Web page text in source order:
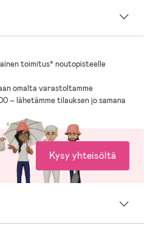
toimitus* noutopisteelle
omalta varastoltamme
– lähetämme tilauksen jo samana
Kysy yhteisöltä